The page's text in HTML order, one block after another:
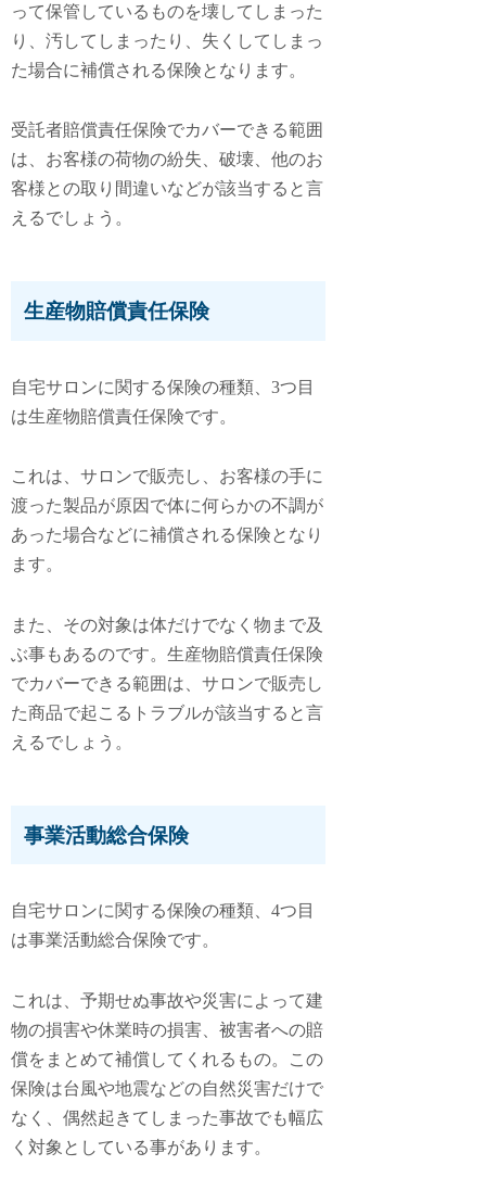
って保管しているものを壊してしまった
り、汚してしまったり、失くしてしまっ
た場合に補償される保険となります。
受託者賠償責任保険でカバーできる範囲
は、お客様の荷物の紛失、破壊、他のお
客様との取り間違いなどが該当すると言
えるでしょう。
生産物賠償責任保険
自宅サロンに関する保険の種類、3つ目
は生産物賠償責任保険です。
これは、サロンで販売し、お客様の手に
渡った製品が原因で体に何らかの不調が
あった場合などに補償される保険となり
ます。
また、その対象は体だけでなく物まで及
ぶ事もあるのです。生産物賠償責任保険
でカバーできる範囲は、サロンで販売し
た商品で起こるトラブルが該当すると言
えるでしょう。
事業活動総合保険
自宅サロンに関する保険の種類、4つ目
は事業活動総合保険です。
これは、予期せぬ事故や災害によって建
物の損害や休業時の損害、被害者への賠
償をまとめて補償してくれるもの。この
保険は台風や地震などの自然災害だけで
なく、偶然起きてしまった事故でも幅広
く対象としている事があります。